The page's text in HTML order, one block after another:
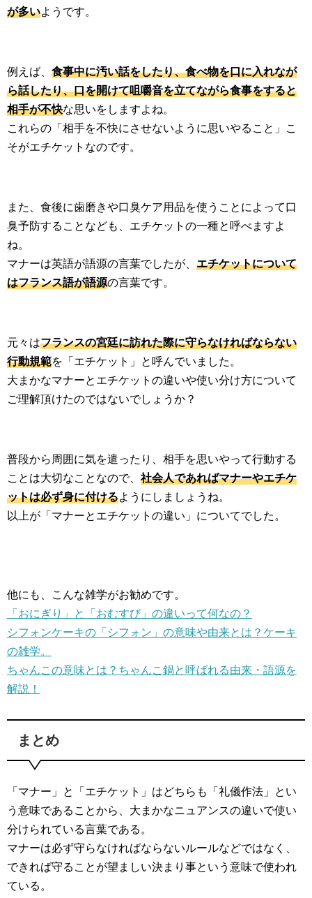
が多いようです。
例えば、 食事中に汚い話をしたり、食べ物を口に入れなが
ら話したり、口を開けて咀嚼音を立てながら食事をすると
相手が不快な思いをしますよね。
これらの「相手を不快にさせないように思いやること」こ
そがエチケットなのです。
また、食後に歯磨きや口臭ケア用品を使うことによって口
臭予防することなども、エチケットの一種と呼べますよ
ね。
マナーは英語が語源の言葉でしたが、 エチケットについて
はフランス語が語源の言葉です。
元々はフランスの宮廷に訪れた際に守らなければならない
行動規範を「エチケット」と呼んでいました。
大まかなマナーとエチケットの違いや使い分け方について
ご理解頂けたのではないでしょうか？
普段から周囲に気を遣ったり、相手を思いやって行動する
ことは大切なことなので、 社会人であればマナーやエチケ
ットは必ず身に付けるようにしましょうね。
以上が「マナーとエチケットの違い」についてでした。
他にも、こんな雑学がお勧めです。
「おにぎり」と「おむすび」の違いって何なの？
シフォンケーキの「シフォン」の意味や由来とは？ケーキ
の雑学。
ちゃんこの意味とは？ちゃんこ鍋と呼ばれる由来・語源を
解説！
まとめ
「マナー」と「エチケット」はどちらも「礼儀作法」とい
う意味であることから、大まかなニュアンスの違いで使い
分けられている言葉である。
マナーは必ず守らなければならないルールなどではなく、
できれば守ることが望ましい決まり事という意味で使われ
ている。